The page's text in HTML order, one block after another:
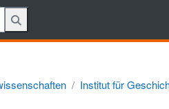
Institut für